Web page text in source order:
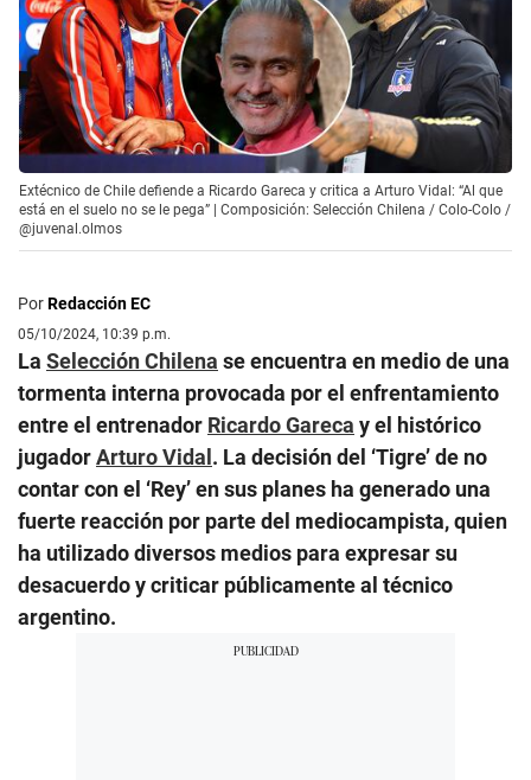
Extécnico de Chile defiende a Ricardo Gareca y critica a Arturo Vidal: “Al que
está en el suelo no se le pega” | Composición: Selección Chilena / Colo-Colo /
@juvenal.olmos
PorRedacción EC
05/10/2024, 10:39 p.m.
La Selección Chilena se encuentra en medio de una
tormenta interna provocada por el enfrentamiento
entre el entrenador Ricardo Gareca y el histórico
jugadorArturo Vidal . La decisión del ‘Tigre’ de no
contar con el ‘Rey’ en sus planes ha generado una
fuerte reacción por parte del mediocampista, quien
ha utilizado diversos medios para expresar su
desacuerdo y criticar públicamente al técnico
argentino.